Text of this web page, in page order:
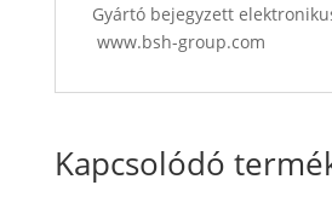
Gyártó bejegyzett
www.bsh-group.com
Kapcsolódó